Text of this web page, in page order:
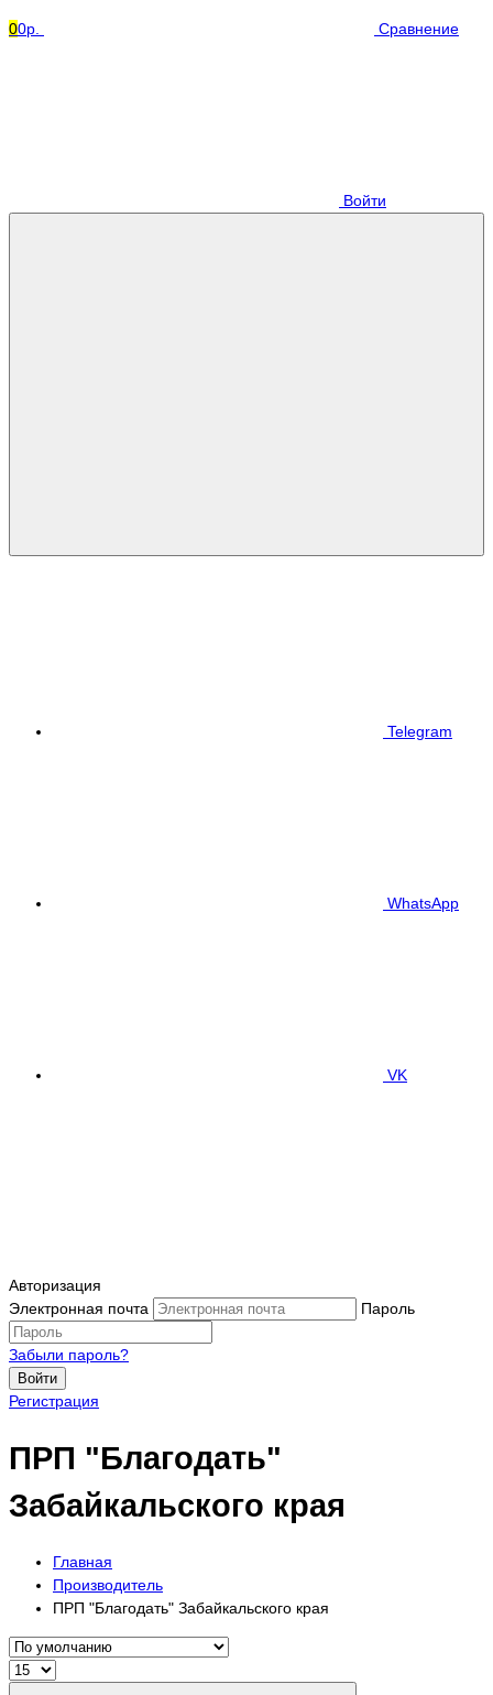
00р. Сравнение
Войти
Telegram
WhatsApp
VK
Авторизация
Электронная почта
Пароль
Забыли пароль?
Войти
Регистрация
ПРП "Благодать"
Забайкальского края
Главная
Производитель
ПРП "Благодать" Забайкальского края